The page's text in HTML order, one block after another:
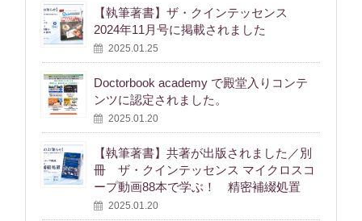
【執筆著書】ザ・クインテッセンス
2024年11月号に掲載されました
2025.01.25
Doctorbook academy で殿堂入りコンテ
ンツに認定されました。
2025.01.20
【執筆著書】共著が出版されました／別
冊 ザ・クインテッセンス マイクロスコ
ープ動画88本で学ぶ！ 精密補綴処置
2025.01.20